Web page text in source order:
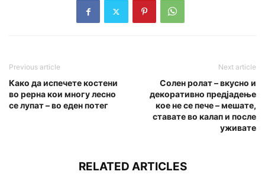
Previous article
Како да испечете костени
во рерна кои многу лесно
се лупат – во еден потег
Next article
Солен ролат – вкусно и
декоративно предјадење
кое не се пече – мешате,
ставате во калап и после
уживате
RELATED ARTICLES